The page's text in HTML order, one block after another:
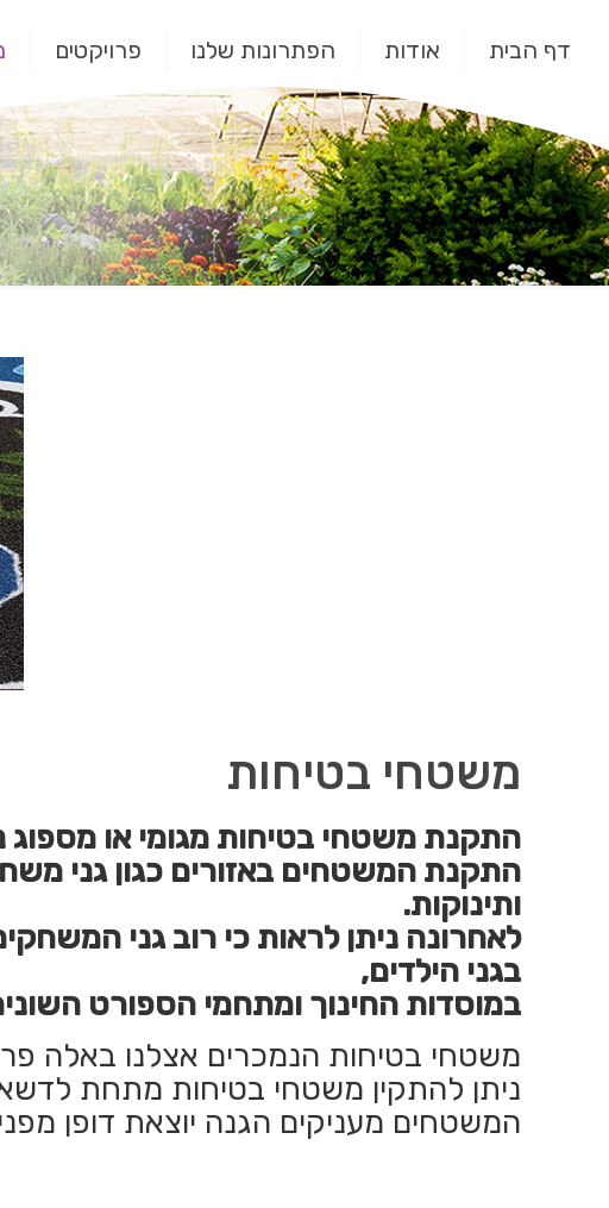
דף הבית אודות הפתרונות שלנו פרויקטים
משטחי בטיחות
התקנת משטחי בטיחות מגומי או מספוג
התקנת המשטחים באזורים כגון גני
ותינוקות.
לאחרונה ניתן לראות כי רוב גני
בגני הילדים,
במוסדות החינוך ומתחמי הספורט
משטחי בטיחות הנמכרים אצלנו באלה
ניתן להתקין משטחי בטיחות מתחת לדשא
המשטחים מעניקים הגנה יוצאת דופן